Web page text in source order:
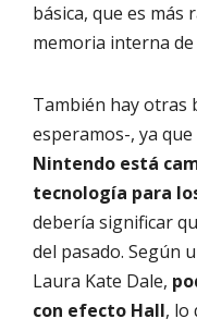
básica, que es más
memoria interna de
También hay otras
esperamos-, ya que
Nintendo está
tecnología para
debería significar
del pasado. Según
Laura Kate Dale,
con efecto Hall, lo